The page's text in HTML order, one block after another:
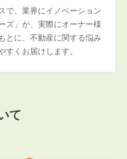
で、業界にイノベーション
ズ」が、実際にオーナー様
とに、不動産に関する悩み
すくお届けします。
て